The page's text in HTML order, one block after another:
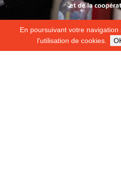
En poursuivant votre
l'utilisation de cookies.